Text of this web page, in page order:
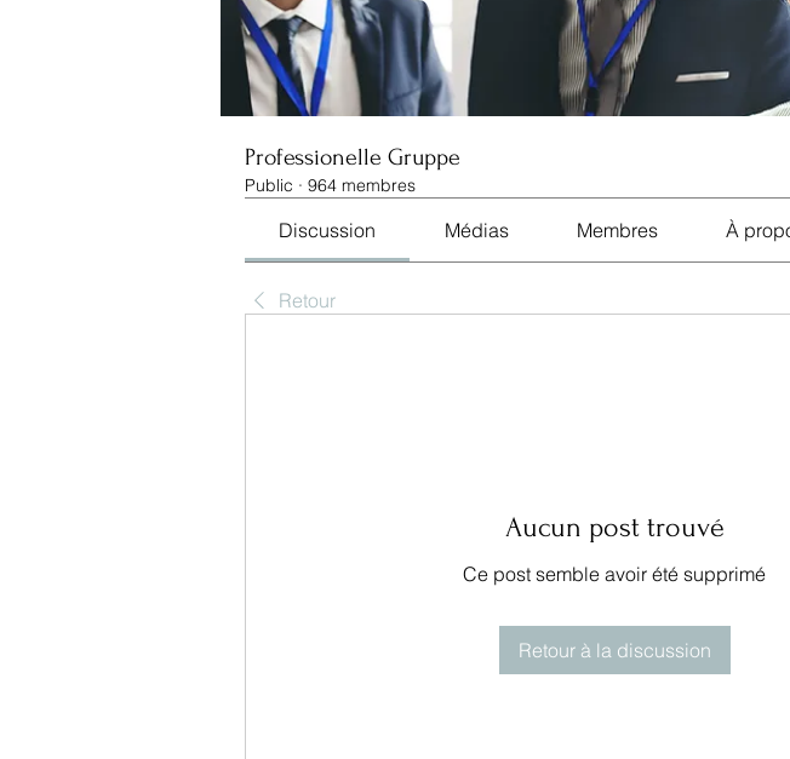
Professionelle Gruppe
Public · 964 membres
Discussion Médias Membres À
Retour
Aucun post trouvé
Ce post semble avoir été supprimé
Retour à la discussion